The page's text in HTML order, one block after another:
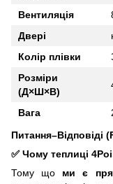
Вентиляція
Двері
Колір плівки
Розміри
(Д×Ш×В)
Вага
Питання–Відповіді
✅ Чому теплиці
Тому що ми є